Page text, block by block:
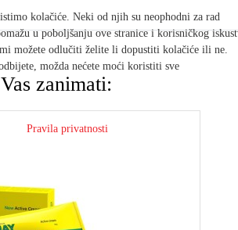
zanimati:
kolačiće. Neki od njih su neophodni za rad
u poboljšanju ove stranice i korisničkog
možete odlučiti želite li dopustiti kolačiće ili ne.
možda nećete moći koristiti sve
Pravila privatnosti